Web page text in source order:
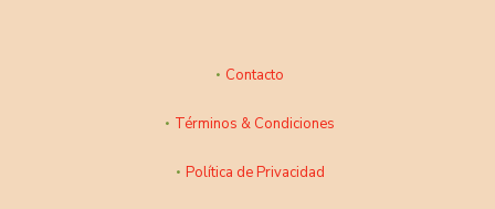
Contacto
Términos & Condiciones
Política de Privacidad